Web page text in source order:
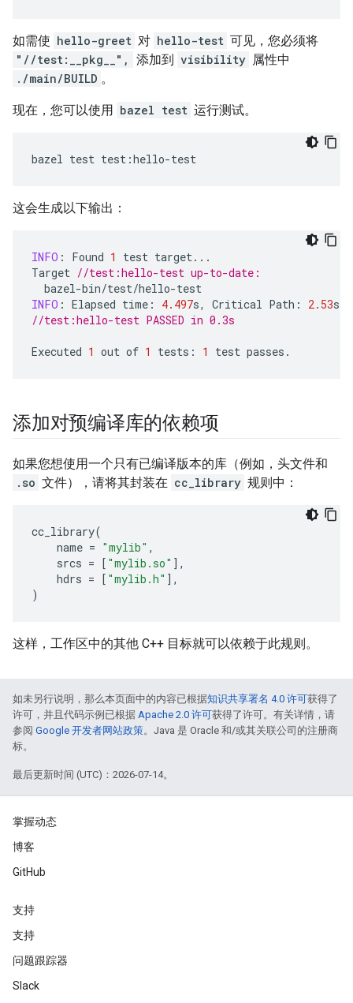
如需使 hello-greet 对 hello-test 可见，您必须将
"//test:__pkg__",
添加到 visibility 属性中
./main/BUILD 。
现在，您可以使用 bazel test 运行测试。
bazel test test :hello-test
这会生成以下输出：
INFO : Found 1 test target...
Target //test:hello-test up-to-date:
bazel-bin/test/hello-test
INFO : Elapsed time : 4.497s, Critical Path : 2.53s
//test:hello-test PASSED in 0.3s
Executed 1 out of 1 tests : 1 test passes .
添加对预编译库的依赖项
如果您想使用一个只有已编译版本的库（例如，头文件和
.so 文件），请将其封装在 cc_library 规则中：
cc_library(
name = "mylib" ,
srcs = [ "mylib.so" ],
hdrs = [ "mylib.h" ],
)
这样，工作区中的其他 C++ 目标就可以依赖于此规则。
如未另行说明，那么本页面中的内容已根据知识共享署名 4.0 许可获得了
许可，并且代码示例已根据 Apache 2.0 许可获得了许可。有关详情，请
参阅 Google 开发者网站政策。Java 是 Oracle 和/或其关联公司的注册商
标。
最后更新时间 (UTC)：2026-07-14。
掌握动态
博客
GitHub
支持
支持
问题跟踪器
Slack